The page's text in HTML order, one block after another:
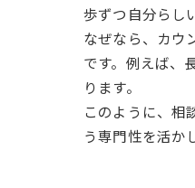
歩ずつ自分らし
なぜなら、カウ
です。例えば、
ります。
このように、相
う専門性を活か